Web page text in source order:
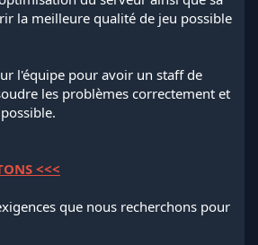
la meilleure qualité de jeu possible
l'équipe pour avoir un staff de
les problèmes correctement et
<<<
que nous recherchons pour